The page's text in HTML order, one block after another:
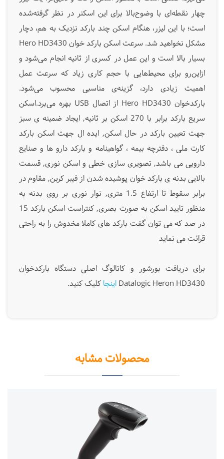
چهار نقطه‌ای با وضوح‌بالا برای این اسکنر در نظر گرفته‌شده
است؛ با این لیزر، هنگام اسکن چند بارکد نزدیک به هم، دچار
مشکل نخواهید شد. سرعت اسکن بارکد خوان Hero HD3430
بسیار بالا است و این عمل در کسری از ثانیه انجام می‌شود و
ازاین‌رو برای محیط‌هایی با حجم کاری زیاد که سرعت عمل
اهمیت زیادی دارد، گزینه‌ی مناسبی محسوب می‌شود.
بارکدخوان Hero HD3430 از اتصال USB بهره می‌برد.اسکن
سریع بارکد برابر با 270 اسکن بر ثانیه, ایجاد ضمینه ی سبز
جهت تعیین بارکد در حال اسکن, ایده ال جهت اسکن بارکد
کارت ملی ، دفترچه بیمه ، گواهینامه و بارکد دارو ها و صنایع
دارویی می باشد, تصویری سازی خطی و اسکن نوری, قسمت
بالایی بدنه ی بارکد خوان پوشیده شدن از فیبر کربن, مقاوم در
برابر سقوط تا ارتفاع 1.5 متری, نوار نوری بر روی بدنه به
منظور تایید اسکن به صورت بصری, کنتراست اسکن بارکد 15
در صد که می توان گفت بارکد های کاملا مخدوش را به راحتی
قرائت می نماید
برای دریافت بورشور و کاتالوگ اصلی دستگاه بارکدخوان
Datalogic Heron HD3430 اینجا کلیک کنید.
محصولات مشابه